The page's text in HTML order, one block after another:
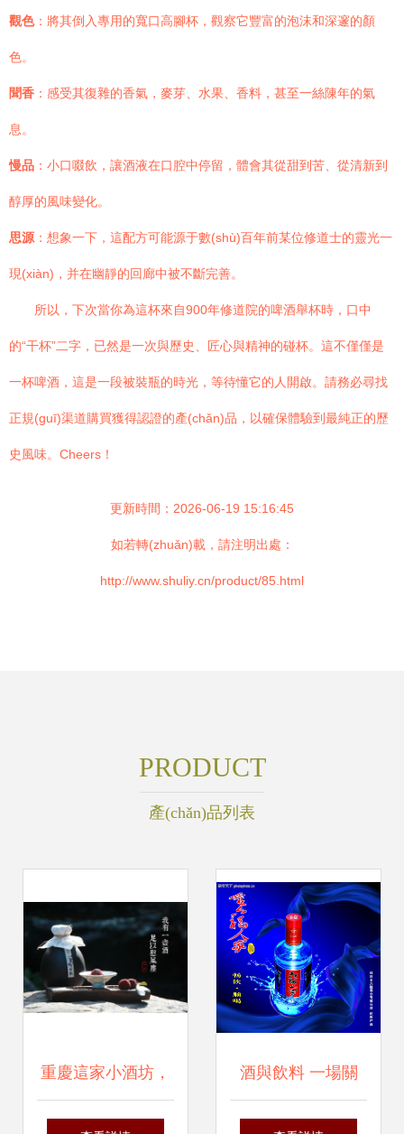
觀色：將其倒入專用的寬口高腳杯，觀察它豐富的泡沫和深邃的顏
色。
聞香 ：感受其復雜的香氣，麥芽、水果、香料，甚至一絲陳年的氣
息。
慢品 ：小口啜飲，讓酒液在口腔中停留，體會其從甜到苦、從清新到
醇厚的風味變化。
思源 ：想象一下，這配方可能源于數(shù)百年前某位修道士的靈光一
現(xiàn)，并在幽靜的回廊中被不斷完善。
所以，下次當你為這杯來自900年修道院的啤酒舉杯時，口中
的“干杯”二字，已然是一次與歷史、匠心與精神的碰杯。這不僅僅是
一杯啤酒，這是一段被裝瓶的時光，等待懂它的人開啟。請務必尋找
正規(guī)渠道購買獲得認證的產(chǎn)品，以確保體驗到最純正的歷
史風味。Cheers！
更新時間：2026-06-19 15:16:45
如若轉(zhuǎn)載，請注明出處：
http://www.shuliy.cn/product/85.html
PRODUCT
產(chǎn)品列表
重慶這家小酒坊，
一壺清酒慰風塵
酒與飲料 一場關
(guān)于文化與口